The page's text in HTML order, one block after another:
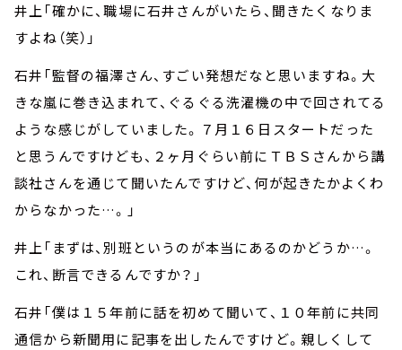
井上「確かに、職場に石井さんがいたら、聞きたくなりま
すよね（笑）」
石井「監督の福澤さん、すごい発想だなと思いますね。大
きな嵐に巻き込まれて、ぐるぐる洗濯機の中で回されてる
ような感じがしていました。７月１６日スタートだった
と思うんですけども、２ヶ月ぐらい前にＴＢＳさんから講
談社さんを通じて聞いたんですけど、何が起きたかよくわ
からなかった…。」
井上「まずは、別班というのが本当にあるのかどうか…。
これ、断言できるんですか？」
石井「僕は１５年前に話を初めて聞いて、１０年前に共同
通信から新聞用に記事を出したんですけど。親しくして